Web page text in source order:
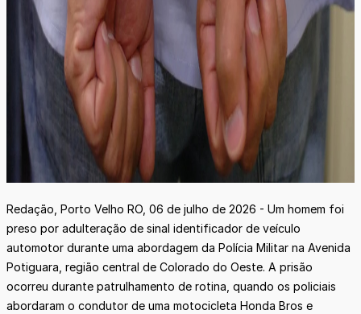
Redação, Porto Velho RO, 06 de julho de 2026 - Um homem foi
preso por adulteração de sinal identificador de veículo
automotor durante uma abordagem da Polícia Militar na Avenida
Potiguara, região central de Colorado do Oeste. A prisão
ocorreu durante patrulhamento de rotina, quando os policiais
abordaram o condutor de uma motocicleta Honda Bros e